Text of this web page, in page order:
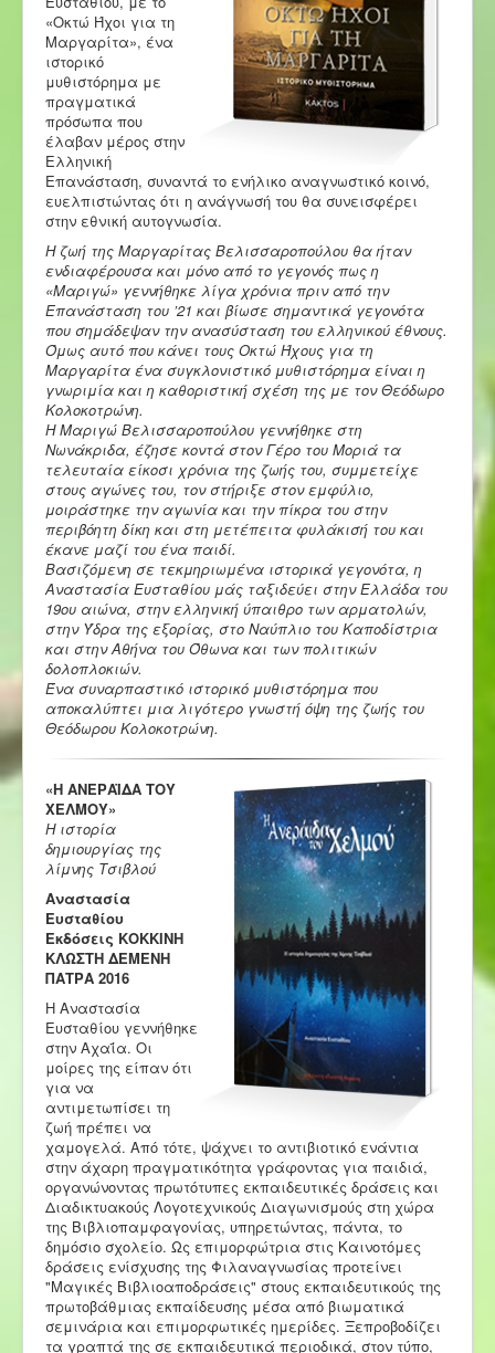
«Οκτώ Ήχοι για τη
Μαργαρίτα», ένα
ιστορικό
μυθιστόρημα με
πραγματικά
πρόσωπα που
έλαβαν μέρος στην
Ελληνική
Επανάσταση, συναντά το ενήλικο αναγνωστικό κοινό,
ευελπιστώντας ότι η ανάγνωσή του θα συνεισφέρει
στην εθνική αυτογνωσία.
Η ζωή της Μαργαρίτας Βελισσαροπούλου θα ήταν
ενδιαφέρουσα και μόνο από το γεγονός πως η
«Μαριγώ» γεννήθηκε λίγα χρόνια πριν από την
Επανάσταση του ’21 και βίωσε σημαντικά γεγονότα
που σημάδεψαν την ανασύσταση του ελληνικού έθνους.
Όμως αυτό που κάνει τους Οκτώ Ήχους για τη
Μαργαρίτα ένα συγκλονιστικό μυθιστόρημα είναι η
γνωριμία και η καθοριστική σχέση της με τον Θεόδωρο
Κολοκοτρώνη.
Η Μαριγώ Βελισσαροπούλου γεννήθηκε στη
Νωνάκριδα, έζησε κοντά στον Γέρο του Μοριά τα
τελευταία είκοσι χρόνια της ζωής του, συμμετείχε
στους αγώνες του, τον στήριξε στον εμφύλιο,
μοιράστηκε την αγωνία και την πίκρα του στην
περιβόητη δίκη και στη μετέπειτα φυλάκισή του και
έκανε μαζί του ένα παιδί.
Βασιζόμενη σε τεκμηριωμένα ιστορικά γεγονότα, η
Αναστασία Ευσταθίου μάς ταξιδεύει στην Ελλάδα του
19ου αιώνα, στην ελληνική ύπαιθρο των αρματολών,
στην Ύδρα της εξορίας, στο Ναύπλιο του Καποδίστρια
και στην Αθήνα του Όθωνα και των πολιτικών
δολοπλοκιών.
Ένα συναρπαστικό ιστορικό μυθιστόρημα που
αποκαλύπτει μια λιγότερο γνωστή όψη της ζωής του
Θεόδωρου Κολοκοτρώνη.
«Η ΑΝΕΡΑΪΔΑ ΤΟΥ
ΧΕΛΜΟΥ»
Η ιστορία
δημιουργίας της
λίμνης Τσιβλού
Αναστασία
Ευσταθίου
Εκδόσεις ΚΟΚΚΙΝΗ
ΚΛΩΣΤΗ ΔΕΜΕΝΗ
ΠΑΤΡΑ 2016
Η Αναστασία
Ευσταθίου γεννήθηκε
στην Αχαΐα. Οι
μοίρες της είπαν ότι
για να
αντιμετωπίσει τη
ζωή πρέπει να
χαμογελά. Από τότε, ψάχνει το αντιβιοτικό ενάντια
στην άχαρη πραγματικότητα γράφοντας για παιδιά,
οργανώνοντας πρωτότυπες εκπαιδευτικές δράσεις και
Διαδικτυακούς Λογοτεχνικούς Διαγωνισμούς στη χώρα
της Βιβλιοπαμφαγονίας, υπηρετώντας, πάντα, το
δημόσιο σχολείο. Ως επιμορφώτρια στις Καινοτόμες
δράσεις ενίσχυσης της Φιλαναγνωσίας προτείνει
"Μαγικές Βιβλιοαποδράσεις" στους εκπαιδευτικούς της
πρωτοβάθμιας εκπαίδευσης μέσα από βιωματικά
σεμινάρια και επιμορφωτικές ημερίδες. Ξεπροβοδίζει
τα γραπτά της σε εκπαιδευτικά περιοδικά, στον τύπο,